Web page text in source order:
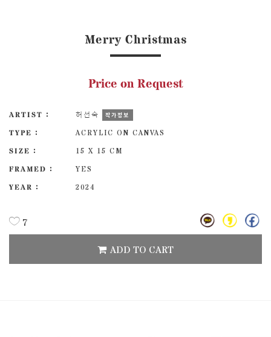
Merry Christmas
Price on Request
ARTIST : 허선숙 작가정보
TYPE :
ACRYLIC ON CANVAS
SIZE :
15 X 15 CM
FRAMED :
YES
YEAR :
2024
7
ADD TO CART